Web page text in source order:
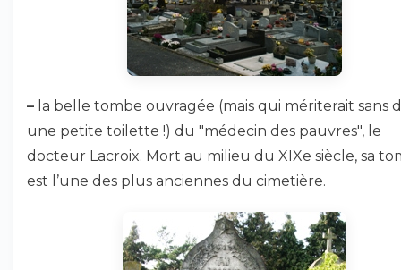
– la belle tombe ouvragée (mais qui mériterait sans
une petite toilette !) du "médecin des pauvres", le
docteur Lacroix. Mort au milieu du XIXe siècle, sa
est l’une des plus anciennes du cimetière.